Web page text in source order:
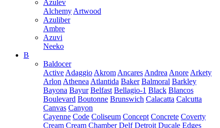
Azulev
Alchemy Artwood
Azuliber
Ambre
Azuvi
Neeko
B
Baldocer
Active Adaggio Akrom Ancares Andrea Anore Arkety
Arlon Athenea Atlantida Baker Balmoral Barkley
Bayona Bayur Belfast Bellagio-1 Black Blancos
Boulevard Boutonne Brunswich Calacatta Calcutta
Canvas Canyon
Cayenne Code Coliseum Concept Concrete Coverty
Cream Cream Chamber Delf Detroit Ducale Edges